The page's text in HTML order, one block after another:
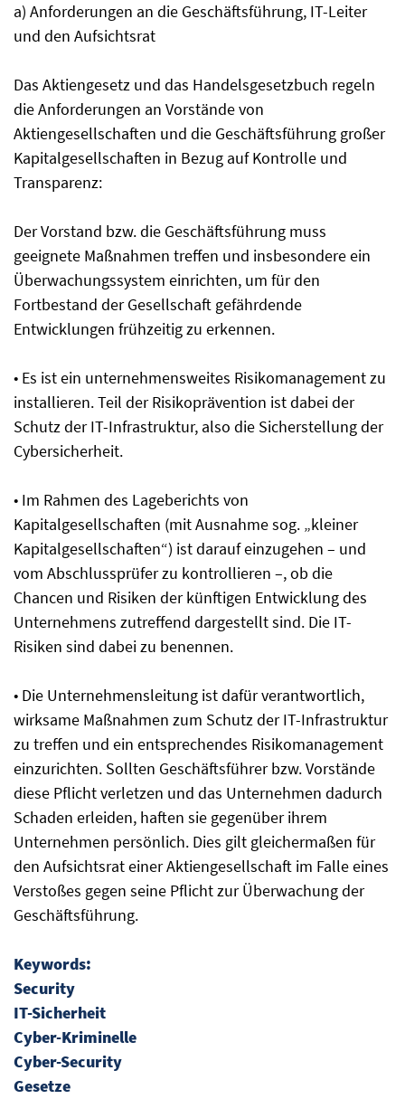
a) Anforderungen an die Geschäftsführung, IT-Leiter
und den Aufsichtsrat
Das Aktiengesetz und das Handelsgesetzbuch regeln
die Anforderungen an Vorstände von
Aktiengesellschaften und die Geschäftsführung großer
Kapitalgesellschaften in Bezug auf Kontrolle und
Transparenz:
Der Vorstand bzw. die Geschäftsführung muss
geeignete Maßnahmen treffen und insbesondere ein
Überwachungssystem einrichten, um für den
Fortbestand der Gesellschaft gefährdende
Entwicklungen frühzeitig zu erkennen.
• Es ist ein unternehmensweites Risikomanagement zu
installieren. Teil der Risikoprävention ist dabei der
Schutz der IT-Infrastruktur, also die Sicherstellung der
Cybersicherheit.
• Im Rahmen des Lageberichts von
Kapitalgesellschaften (mit Ausnahme sog. „kleiner
Kapitalgesellschaften“) ist darauf einzugehen – und
vom Abschlussprüfer zu kontrollieren –, ob die
Chancen und Risiken der künftigen Entwicklung des
Unternehmens zutreffend dargestellt sind. Die IT-
Risiken sind dabei zu benennen.
• Die Unternehmensleitung ist dafür verantwortlich,
wirksame Maßnahmen zum Schutz der IT-Infrastruktur
zu treffen und ein entsprechendes Risikomanagement
einzurichten. Sollten Geschäftsführer bzw. Vorstände
diese Pflicht verletzen und das Unternehmen dadurch
Schaden erleiden, haften sie gegenüber ihrem
Unternehmen persönlich. Dies gilt gleichermaßen für
den Aufsichtsrat einer Aktiengesellschaft im Falle eines
Verstoßes gegen seine Pflicht zur Überwachung der
Geschäftsführung.
Keywords:
Security
IT-Sicherheit
Cyber-Kriminelle
Cyber-Security
Gesetze